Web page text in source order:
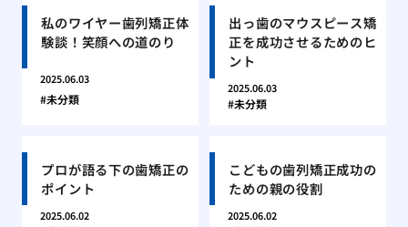
私のワイヤー歯列矯正体
験談！笑顔への道のり
2025.06.03
未分類
出っ歯のマウスピース矯
正を成功させるためのヒ
ント
2025.06.03
未分類
プロが語る下の歯矯正の
ポイント
2025.06.02
こどもの歯列矯正成功の
ための親の役割
2025.06.02